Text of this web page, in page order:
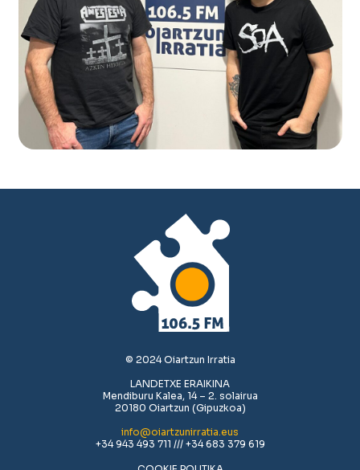
© 2024 Oiartzun Irratia
LANDETXE ERAIKINA
Mendiburu Kalea, 14 – 2. solairua
20180 Oiartzun (Gipuzkoa)
info@oiartzunirratia.eus
+34 943 493 711 /// +34 683 379 619